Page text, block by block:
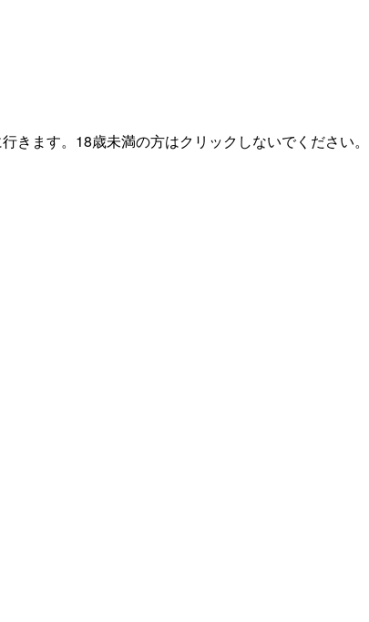
きます。18歳未満の方はクリックしないでください。